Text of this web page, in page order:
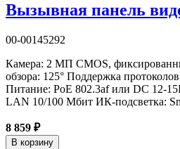
Вызывная панель
00-00145292
Камера: 2 МП CMOS,
обзора: 125° Поддержка
Питание: PoE 802.3af или DC 12-
LAN 10/100 Мбит ИК-подсветка:
8 859 ₽
В корзину